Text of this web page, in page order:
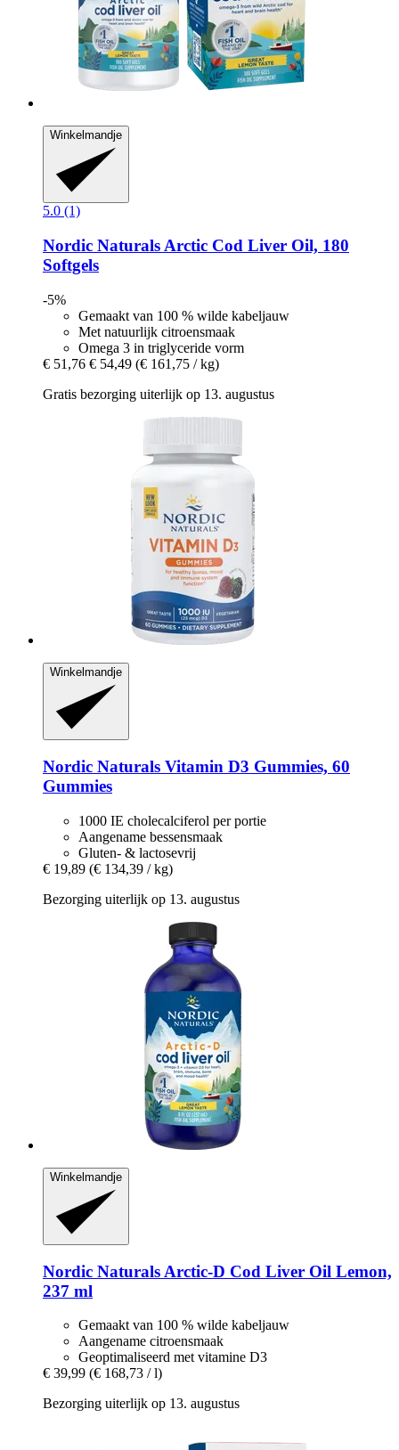
Winkelmandje
5.0 (1)
Nordic Naturals Arctic Cod Liver Oil, 180
Softgels
-5%
Gemaakt van 100 % wilde kabeljauw
Met natuurlijk citroensmaak
Omega 3 in triglyceride vorm
€ 51,76 € 54,49 (€ 161,75 / kg)
Gratis bezorging uiterlijk op 13. augustus
Winkelmandje
Nordic Naturals Vitamin D3 Gummies, 60
Gummies
1000 IE cholecalciferol per portie
Aangename bessensmaak
Gluten- & lactosevrij
€ 19,89 (€ 134,39 / kg)
Bezorging uiterlijk op 13. augustus
Winkelmandje
Nordic Naturals Arctic-​D Cod Liver Oil Lemon,
237 ml
Gemaakt van 100 % wilde kabeljauw
Aangename citroensmaak
Geoptimaliseerd met vitamine D3
€ 39,99 (€ 168,73 / l)
Bezorging uiterlijk op 13. augustus